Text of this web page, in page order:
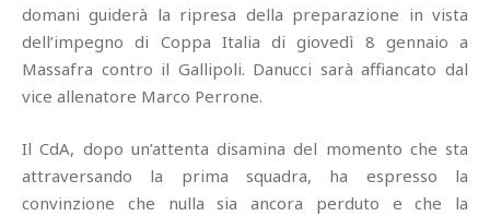
domani guiderà la ripresa della preparazione in vista
dell’impegno di Coppa Italia di giovedì 8 gennaio a
Massafra contro il Gallipoli. Danucci sarà affiancato dal
vice allenatore Marco Perrone.
Il CdA, dopo un’attenta disamina del momento che sta
attraversando la prima squadra, ha espresso la
convinzione che nulla sia ancora perduto e che la